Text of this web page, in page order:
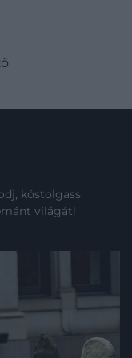
kóstolgass
világát!